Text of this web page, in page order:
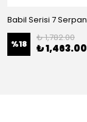
%18
₺ 1,782.00
₺ 1,463.00